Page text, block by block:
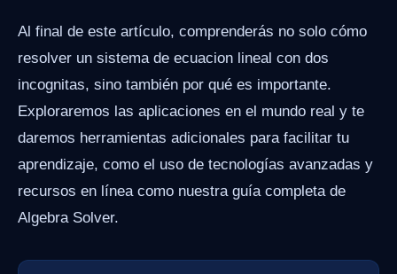
Al final de este artículo, comprenderás no solo cómo
resolver un sistema de ecuacion lineal con dos
incognitas, sino también por qué es importante.
Exploraremos las aplicaciones en el mundo real y te
daremos herramientas adicionales para facilitar tu
aprendizaje, como el uso de tecnologías avanzadas y
recursos en línea como nuestra guía completa de
Algebra Solver.